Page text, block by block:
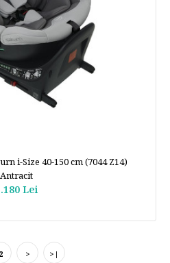
i-Size 40-150 cm (7044 Z14)
Antracit
Lei
2 > >|